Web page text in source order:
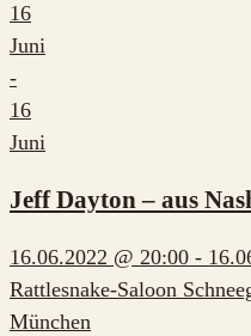
16
Juni
-
16
Juni
Jeff Dayton – aus
16.06.2022 @ 20:00 -
Rattlesnake-Saloon
München